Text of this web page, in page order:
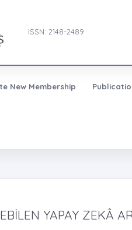
ISSN: 2148-2489
New Membership
YAPAY ZEKÂ